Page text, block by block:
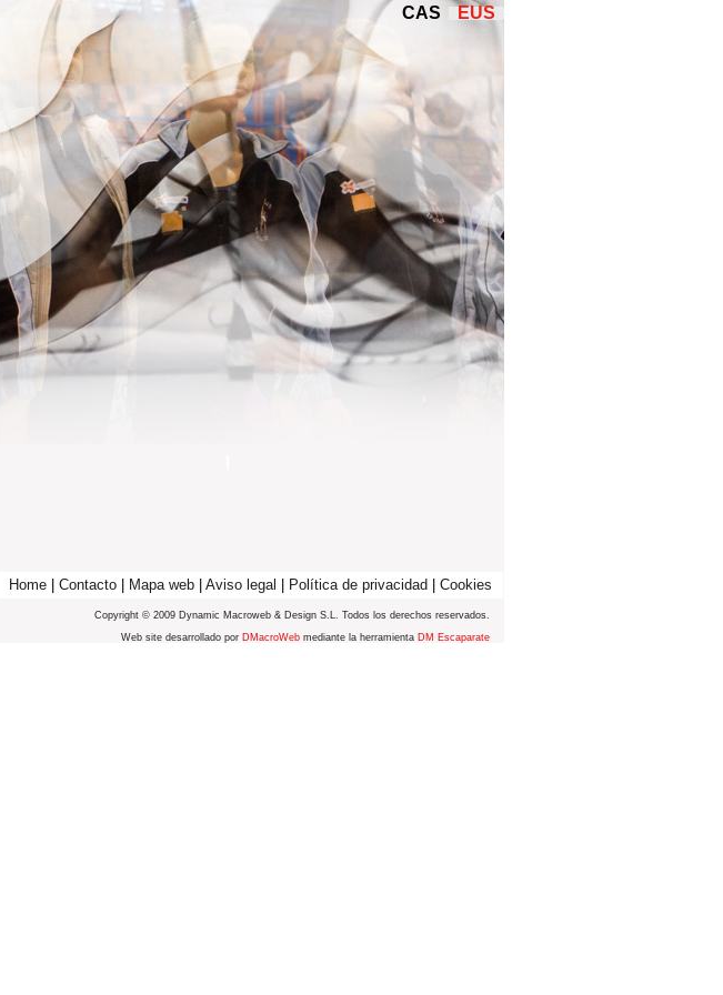
CAS EUS
Home Contacto Mapa web Aviso legal Política de privacidad Cookies
Copyright © 2009 Dynamic Macroweb & Design S.L. Todos los derechos reservados.
Web site desarrollado por DMacroWeb mediante la herramienta DM Escaparate